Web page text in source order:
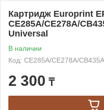
Картридж Europrint
CE285A/CE278A/
Universal
В наличии
Код: CE285A/CE278A/CB435A
2 300 ₸